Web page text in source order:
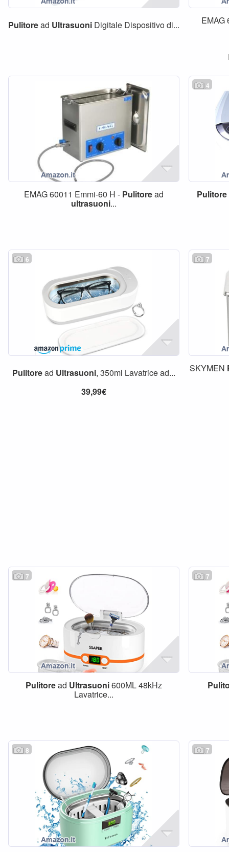
Pulitoread UltrasuoniDigitale Dispositivo di... EMAG
EMAG 60011 Emmi-60 H - Pulitoread
ultrasuoni...
4
Pulitore
6
Pulitoread Ultrasuoni, 350ml Lavatrice ad...
39,99€
7
SKYMEN
7
Pulitoread Ultrasuoni600ML 48kHz
Lavatrice...
7
8 7